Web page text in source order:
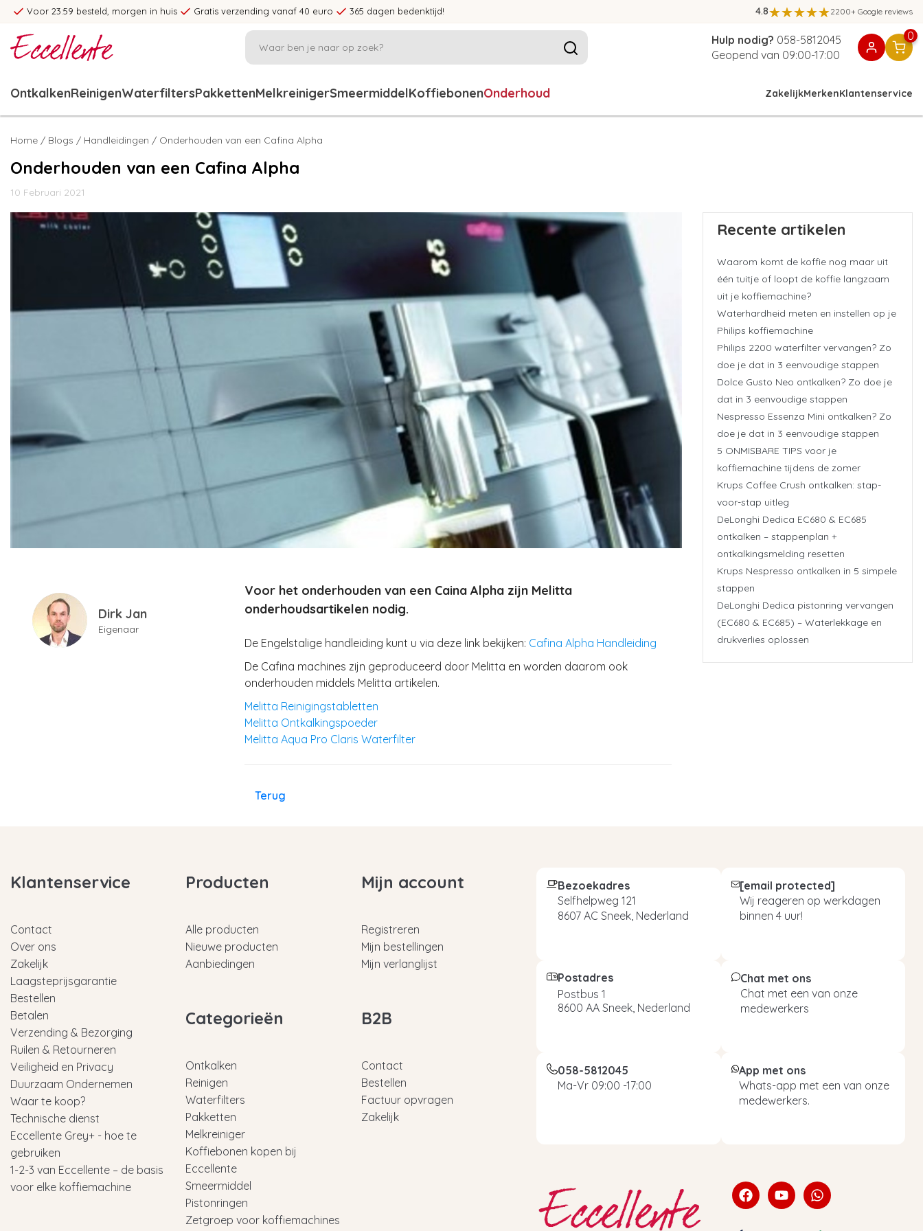
Voor 23:59 besteld, morgen in huis Gratis verzending vanaf 40 euro 365 dagen bedenktijd! 4.8 2200+ Google reviews
Hulp nodig? 058-5812045
Geopend van 09:00-17:00
0
OntkalkenReinigenWaterfiltersPakkettenMelkreinigerSmeermiddelKoffiebonenOnderhoud ZakelijkMerkenKlantenservice
Home / Blogs / Handleidingen / Onderhouden van een Cafina Alpha
Onderhouden van een Cafina Alpha
10 Februari 2021
Dirk Jan
Eigenaar
Voor het onderhouden van een Caina Alpha zijn Melitta
onderhoudsartikelen nodig.
De Engelstalige handleiding kunt u via deze link bekijken: Cafina Alpha Handleiding
De Cafina machines zijn geproduceerd door Melitta en worden daarom ook
onderhouden middels Melitta artikelen.
Melitta Reinigingstabletten
Melitta Ontkalkingspoeder
Melitta Aqua Pro Claris Waterfilter
Terug
Recente artikelen
Waarom komt de koffie nog maar uit
één tuitje of loopt de koffie langzaam
uit je koffiemachine?
Waterhardheid meten en instellen op je
Philips koffiemachine
Philips 2200 waterfilter vervangen? Zo
doe je dat in 3 eenvoudige stappen
Dolce Gusto Neo ontkalken? Zo doe je
dat in 3 eenvoudige stappen
Nespresso Essenza Mini ontkalken? Zo
doe je dat in 3 eenvoudige stappen
5 ONMISBARE TIPS voor je
koffiemachine tijdens de zomer
Krups Coffee Crush ontkalken: stap-
voor-stap uitleg
DeLonghi Dedica EC680 & EC685
ontkalken – stappenplan +
ontkalkingsmelding resetten
Krups Nespresso ontkalken in 5 simpele
stappen
DeLonghi Dedica pistonring vervangen
(EC680 & EC685) – Waterlekkage en
drukverlies oplossen
Klantenservice
Contact
Over ons
Zakelijk
Laagsteprijsgarantie
Bestellen
Betalen
Verzending & Bezorging
Ruilen & Retourneren
Veiligheid en Privacy
Duurzaam Ondernemen
Waar te koop?
Technische dienst
Eccellente Grey+ - hoe te
gebruiken
1-2-3 van Eccellente – de basis
voor elke koffiemachine
Producten
Alle producten
Nieuwe producten
Aanbiedingen
Categorieën
Ontkalken
Reinigen
Waterfilters
Pakketten
Melkreiniger
Koffiebonen kopen bij
Eccellente
Smeermiddel
Pistonringen
Zetgroep voor koffiemachines
Mijn account
Registreren
Mijn bestellingen
Mijn verlanglijst
B2B
Contact
Bestellen
Factuur opvragen
Zakelijk
Bezoekadres
Selfhelpweg 121
8607 AC Sneek, Nederland
[email protected]
Wij reageren op werkdagen
binnen 4 uur!
Postadres
Postbus 1
8600 AA Sneek, Nederland
Chat met ons
Chat met een van onze
medewerkers
058-5812045
Ma-Vr 09:00 -17:00
App met ons
Whats-app met een van onze
medewerkers.